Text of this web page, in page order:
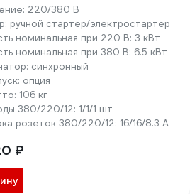
220/380 В
ручной стартер/электростартер
номинальная при 220 В: 3 кВт
номинальная при 380 В: 6.5 кВт
синхронный
опция
106 кг
380/220/12: 1/1/1 шт
розеток 380/220/12: 16/16/8.3 А
₽